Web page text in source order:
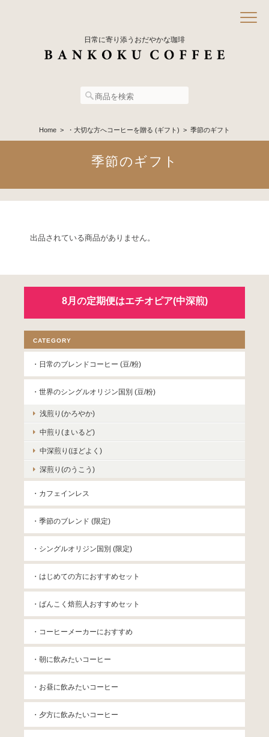
日常に寄り添うおだやかな珈琲
Home ・大切な方へコーヒーを贈る (ギフト) 季節のギフト
季節のギフト
出品されている商品がありません。
8月の定期便はエチオピア(中深煎)
CATEGORY
・日常のブレンドコーヒー (豆/粉)
・世界のシングルオリジン国別 (豆/粉)
浅煎り(かろやか)
中煎り(まいるど)
中深煎り(ほどよく)
深煎り(のうこう)
・カフェインレス
・季節のブレンド (限定)
・シングルオリジン国別 (限定)
・はじめての方におすすめセット
・ばんこく焙煎人おすすめセット
・コーヒーメーカーにおすすめ
・朝に飲みたいコーヒー
・お昼に飲みたいコーヒー
・夕方に飲みたいコーヒー